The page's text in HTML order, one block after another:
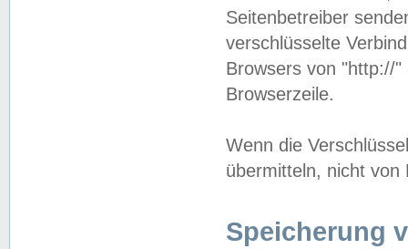
Seitenbetreiber
verschlüsselte
Browsers von "http://
Browserzeile.
Wenn die
übermitteln, nicht von
Speicherung